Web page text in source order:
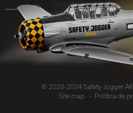
© 2020-2024 Safety Jogger
Site map
Política de